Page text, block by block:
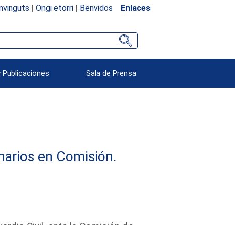
| Ongi etorri| Benvidos Enlaces
Publicaciones Sala de Prensa
en Comisión.